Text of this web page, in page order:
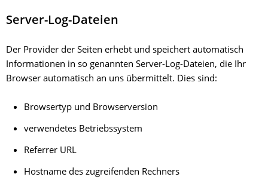
Server-Log-Dateien
Der Provider der Seiten erhebt und speichert automatisch
Informationen in so genannten Server-Log-Dateien, die Ihr
Browser automatisch an uns übermittelt. Dies sind:
Browsertyp und Browserversion
verwendetes Betriebssystem
Referrer URL
Hostname des zugreifenden Rechners